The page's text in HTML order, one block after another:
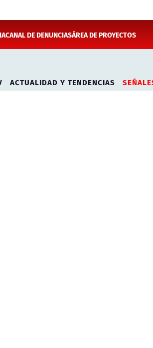
CANAL DE DENUNCIASÁREA DE PROYECTOS
ACTUALIDAD Y TENDENCIAS